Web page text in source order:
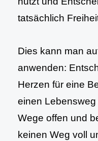
tatsächlich
Dies kann man
anwenden:
Herzen für eine
einen
Wege offen und
keinen Weg voll